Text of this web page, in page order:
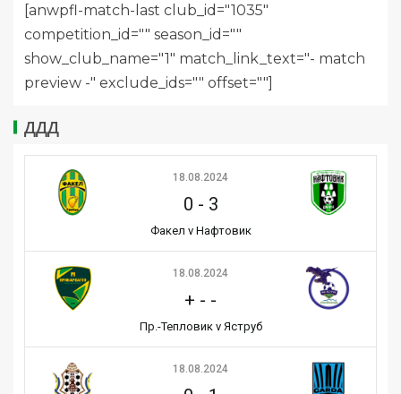
[anwpfl-match-last club_id="1035"
competition_id="" season_id=""
show_club_name="1" match_link_text="- match
preview -" exclude_ids="" offset=""]
ДДД
18.08.2024
0 - 3
Факел v Нафтовик
18.08.2024
+ - -
Пр.-Тепловик v Яструб
18.08.2024